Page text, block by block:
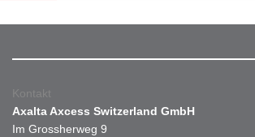
Kontakt
Axalta Axcess Switzerland GmbH
Im Grossherweg 9